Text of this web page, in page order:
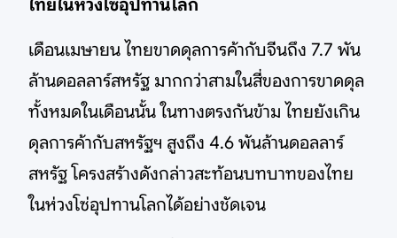
ไทยในห่วงโซ่อุปทานโลก
เดือนเมษายน ไทยขาดดุลการค้ากับจีนถึง 7.7 พัน
ล้านดอลลาร์สหรัฐ มากกว่าสามในสี่ของการขาดดุล
ทั้งหมดในเดือนนั้น ในทางตรงกันข้าม ไทยยังเกิน
ดุลการค้ากับสหรัฐฯ สูงถึง 4.6 พันล้านดอลลาร์
สหรัฐ โครงสร้างดังกล่าวสะท้อนบทบาทของไทย
ในห่วงโซ่อุปทานโลกได้อย่างชัดเจน